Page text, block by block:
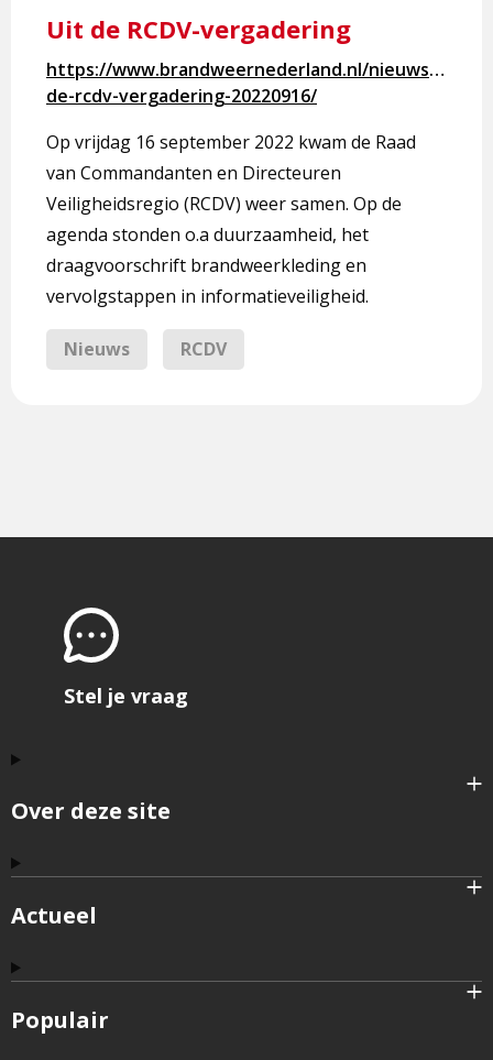
Uit de RCDV-vergadering
https://www.brandweernederland.nl/nieuws/uit-
de-rcdv-vergadering-20220916/
Op vrijdag 16 september 2022 kwam de Raad
van Commandanten en Directeuren
Veiligheidsregio (RCDV) weer samen. Op de
agenda stonden o.a duurzaamheid, het
draagvoorschrift brandweerkleding en
vervolgstappen in informatieveiligheid.
Nieuws RCDV
vergadering
Over deze site
Actueel
Populair
Stel je vraag